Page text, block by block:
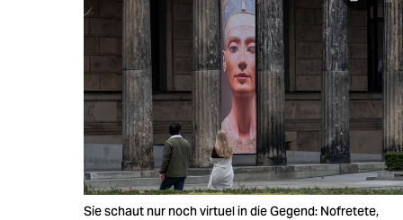
Sie schaut nur noch virtuel in die Gegend: Nofretete,